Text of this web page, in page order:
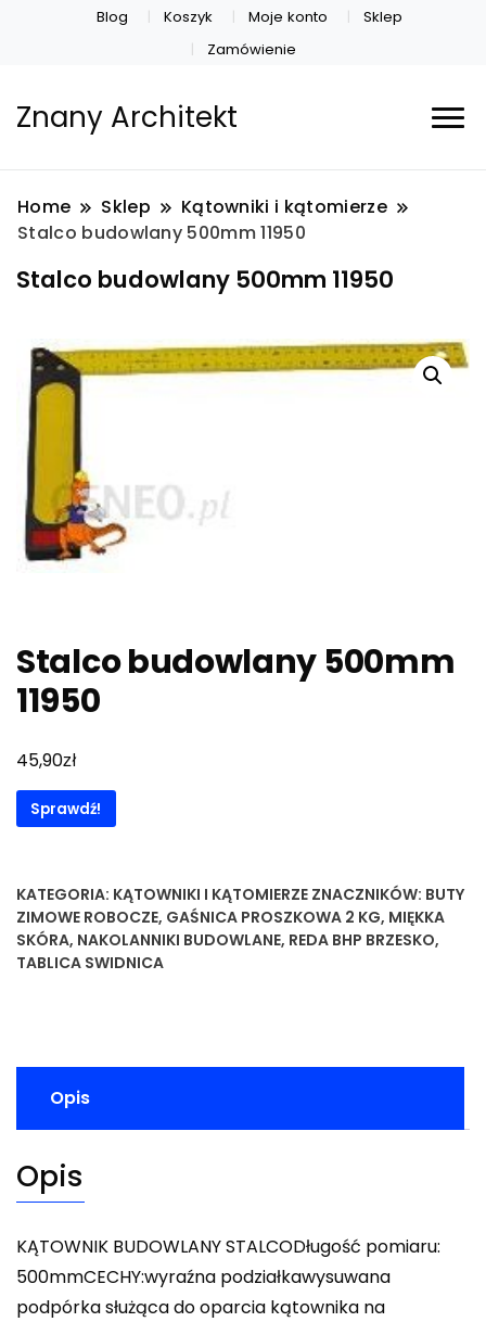
Blog Koszyk Moje konto
Sklep
Zamówienie
Znany Architekt
Home Sklep
Kątowniki i kątomierze
Stalco budowlany 500mm 11950
Stalco budowlany 500mm 11950
Stalco budowlany 500mm
11950
45,90zł
Sprawdź!
KATEGORIA: KĄTOWNIKI I KĄTOMIERZE ZNACZNIKÓW: BUTY
ZIMOWE ROBOCZE, GAŚNICA PROSZKOWA 2 KG, MIĘKKA
SKÓRA, NAKOLANNIKI BUDOWLANE, REDA BHP BRZESKO,
TABLICA SWIDNICA
Opis
Opis
KĄTOWNIK BUDOWLANY STALCODługość pomiaru:
500mmCECHY:wyraźna podziałkawysuwana
podpórka służąca do oparcia kątownika na